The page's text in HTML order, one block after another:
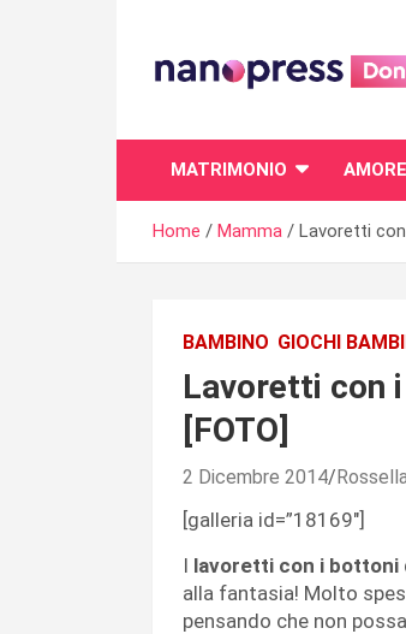
content
MATRIMONIO AMORE
Home Mamma Lavoretti
BAMBINO GIOCHI
Lavoretti con
[FOTO]
2 Dicembre 2014
[galleria id=”18169″]
I lavoretti con i bottoni
alla fantasia! Molto
pensando che non